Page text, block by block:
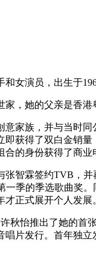
和女演员，出生于
家，她的父亲是香
意家族，并与当时
即获得了双白金销
的身份获得了商业
张智霖签约TVB，
一季的季选歌曲奖
正式展开个人发展
秋怡推出了她的首
片发行。首年独立